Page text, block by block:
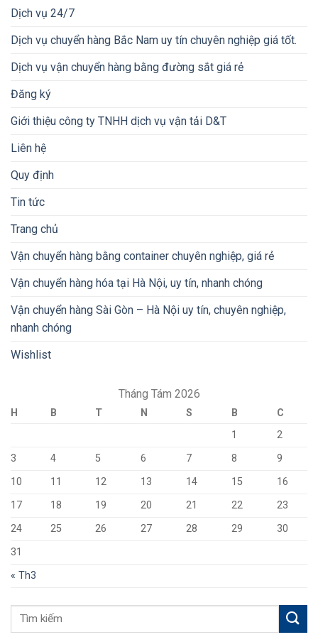
Dịch vụ 24/7
Dịch vụ chuyển hàng Bắc Nam uy tín chuyên nghiệp giá tốt.
Dịch vụ vận chuyển hàng bằng đường sắt giá rẻ
Đăng ký
Giới thiệu công ty TNHH dịch vụ vận tải D&T
Liên hệ
Quy định
Tin tức
Trang chủ
Vận chuyển hàng bằng container chuyên nghiệp, giá rẻ
Vận chuyển hàng hóa tại Hà Nội, uy tín, nhanh chóng
Vận chuyển hàng Sài Gòn – Hà Nội uy tín, chuyên nghiệp,
nhanh chóng
Wishlist
Tháng Tám 2026
H B T N S B C
« Th3
1
2
3
4 5 6 7 8
9
10
11 12 13 14 15
16
17
18 19 20 21 22
23
24
25 26 27 28 29
30
31